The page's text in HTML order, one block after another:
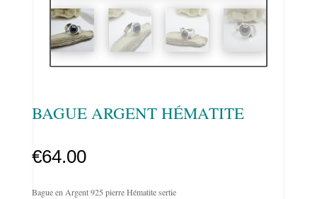
BAGUE ARGENT HÉMATITE
€64.00
Bague en Argent 925 pierre Hématite sertie